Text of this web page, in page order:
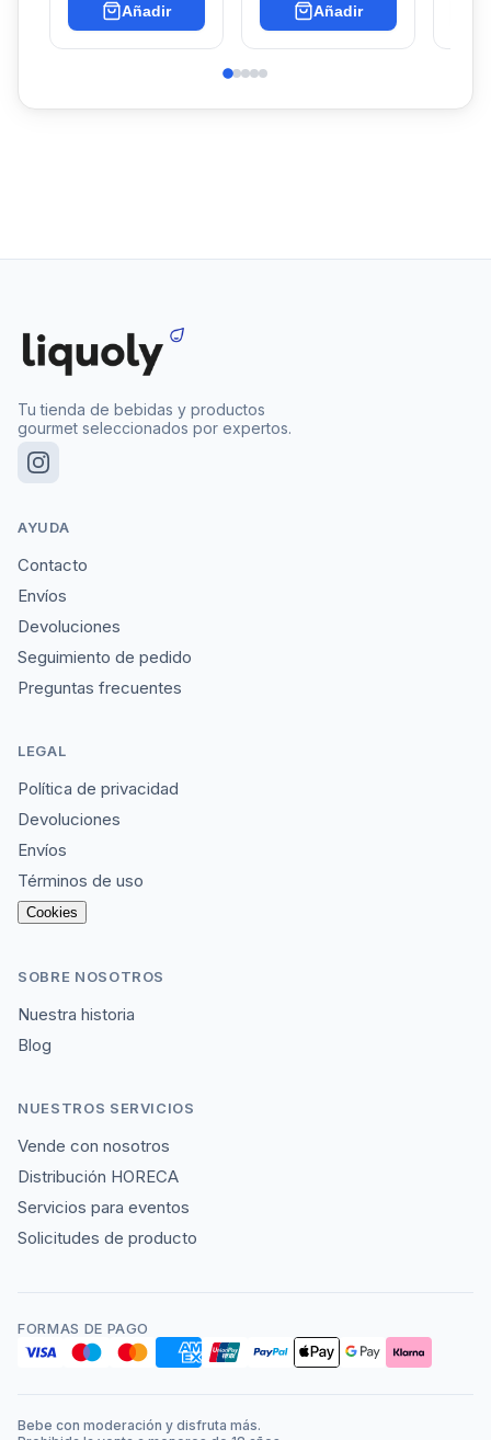
Añadir Añadir
Tu tienda de bebidas y productos
gourmet seleccionados por expertos.
AYUDA
Contacto
Envíos
Devoluciones
Seguimiento de pedido
Preguntas frecuentes
LEGAL
Política de privacidad
Devoluciones
Envíos
Términos de uso
Cookies
SOBRE NOSOTROS
Nuestra historia
Blog
NUESTROS SERVICIOS
Vende con nosotros
Distribución HORECA
Servicios para eventos
Solicitudes de producto
FORMAS DE PAGO
Bebe con moderación y disfruta más.